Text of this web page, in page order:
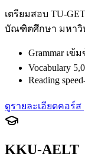
เตรียมสอบ TU-
บัณฑิตศึกษา มหาวิ
Grammar เข้
Vocabulary
Reading
ดูรายละเอียดคอร์ส
KKU-AELT